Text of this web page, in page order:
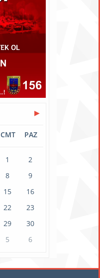
▶
CMT PAZ
1
2
8
9
15
16
22
23
29
30
5 6